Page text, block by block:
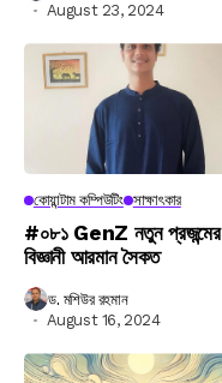
August 23, 2024
কোয়ান্টাম কম্পিউটিং সাক্ষাৎকার
#০৮১ GenZ নতুন প্রজন্মের
বিজ্ঞানী আরমান সৈকত
ড. মশিউর রহমান
August 16, 2024